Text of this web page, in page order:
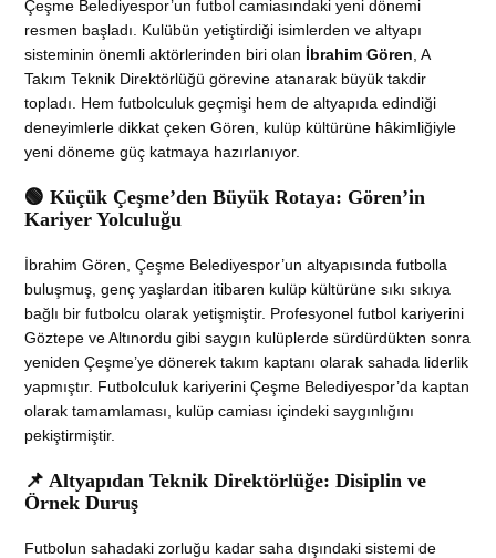
Çeşme Belediyespor’un futbol camiasındaki yeni dönemi
resmen başladı. Kulübün yetiştirdiği isimlerden ve altyapı
sisteminin önemli aktörlerinden biri olan İbrahim Gören , A
Takım Teknik Direktörlüğü görevine atanarak büyük takdir
topladı. Hem futbolculuk geçmişi hem de altyapıda edindiği
deneyimlerle dikkat çeken Gören, kulüp kültürüne hâkimliğiyle
yeni döneme güç katmaya hazırlanıyor.
🟢 Küçük Çeşme’den Büyük Rotaya: Gören’in
Kariyer Yolculuğu
İbrahim Gören, Çeşme Belediyespor’un altyapısında futbolla
buluşmuş, genç yaşlardan itibaren kulüp kültürüne sıkı sıkıya
bağlı bir futbolcu olarak yetişmiştir. Profesyonel futbol kariyerini
Göztepe ve Altınordu gibi saygın kulüplerde sürdürdükten sonra
yeniden Çeşme’ye dönerek takım kaptanı olarak sahada liderlik
yapmıştır. Futbolculuk kariyerini Çeşme Belediyespor’da kaptan
olarak tamamlaması, kulüp camiası içindeki saygınlığını
pekiştirmiştir.
📌 Altyapıdan Teknik Direktörlüğe: Disiplin ve
Örnek Duruş
Futbolun sahadaki zorluğu kadar saha dışındaki sistemi de